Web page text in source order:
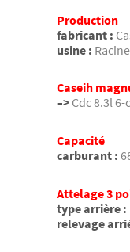
Production
fabricant :
usine :
Caseih
–> Cdc 8.3l
Capacité
carburant :
Attelage 3
type arrière :
relevage